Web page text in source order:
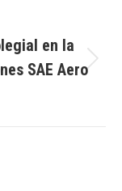
en la
SAE Aero